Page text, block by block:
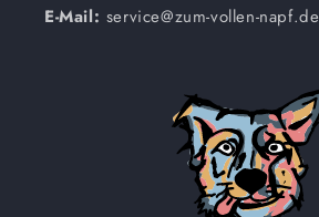
E-Mail: service@zum-vollen-napf.de